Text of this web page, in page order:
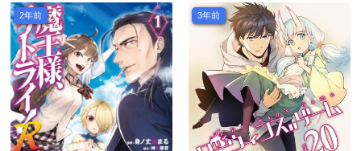
2年前 3年前